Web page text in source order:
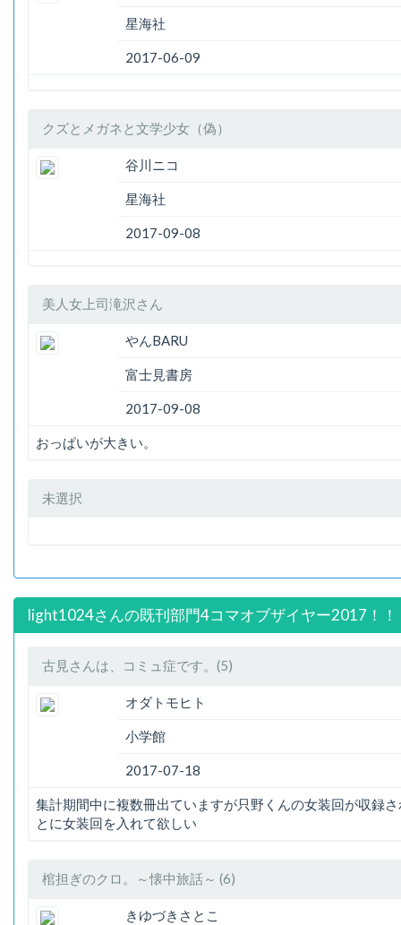
星海社
2017-06-09
クズとメガネと文学少女（偽）
谷川ニコ
星海社
2017-09-08
美人女上司滝沢さん
やんBARU
富士見書房
2017-09-08
おっぱいが大きい。
未選択
light1024さんの既刊部門4コマオブザイヤー2017！！
古見さんは、コミュ症です。(5)
オダトモヒト
小学館
2017-07-18
集計期間中に複数冊出ていますが只野くんの女装回が収録
とに女装回を入れて欲しい
棺担ぎのクロ。～懐中旅話～ (6)
きゆづきさとこ